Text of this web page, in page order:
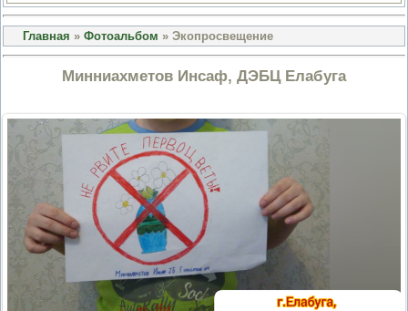
Главная » Фотоальбом » Экопросвещение
Минниахметов Инсаф, ДЭБЦ Елабуга